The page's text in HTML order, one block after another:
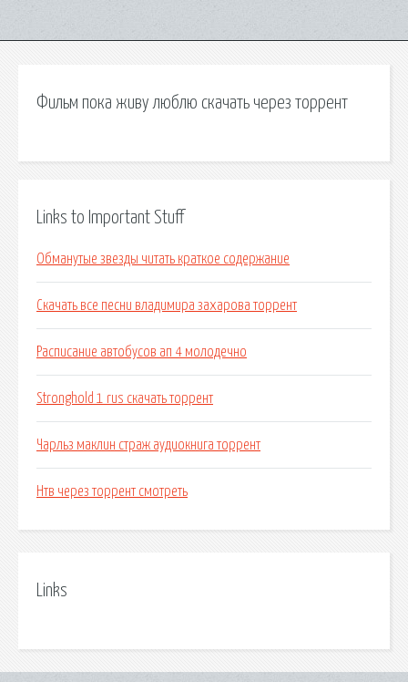
Фильм пока живу люблю скачать через торрент
Links to Important Stuff
Обманутые звезды читать краткое содержание
Скачать все песни владимира захарова торрент
Расписание автобусов ап 4 молодечно
Stronghold 1 rus скачать торрент
Чарльз маклин страж аудиокнига торрент
Нтв через торрент смотреть
Links